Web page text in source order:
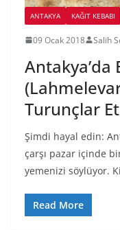
ANTAKYA KAĞIT KEBABI
09 Ocak 2018 Salih
Antakya’da
Turunçlar
Şimdi hayal edin:
çarşı pazar içinde
yemenizi söylüyor.
Read More